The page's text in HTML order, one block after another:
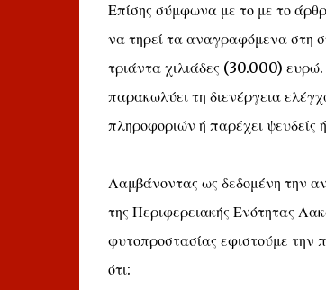
Επίσης σύμφωνα με το με το
να τηρεί τα αναγραφόμενα στη
τριάντα χιλιάδες (30.000)
παρακωλύει τη διενέργεια
πληροφοριών ή παρέχει ψευδείς
Λαμβάνοντας ως δεδομένη την
της Περιφερειακής Ενότητας
φυτοπροστασίας εφιστούμε
ότι: